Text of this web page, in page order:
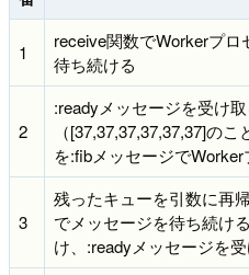
1
receive関数でWorkerプ
待ち続ける
2
:readyメッセージを受け
（[37,37,37,37,37,37]の
を:fibメッセージで
3
残ったキューを引数に再
でメッセージを待ち続け
け、:readyメッセージを